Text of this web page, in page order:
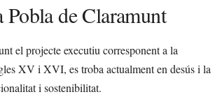
de Claramunt
el projecte executiu corresponent a la
XV i XVI, es troba actualment en desús i la
i sostenibilitat.